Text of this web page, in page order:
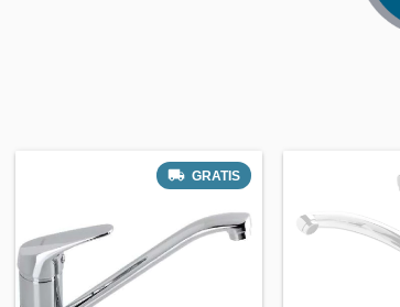
GRATIS